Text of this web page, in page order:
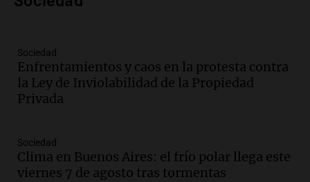
sea, va a ser lindo”
La Cadena del Gol
Episodios
Audio.
mano es muy peligroso”
La Argentina, hoy
Episodios
Sociedad
Enfrentamientos y caos en la protesta contra
la Ley de Inviolabilidad de la Propiedad
Privada
Sociedad
Clima en Buenos Aires: el frío polar llega este
viernes 7 de agosto tras tormentas